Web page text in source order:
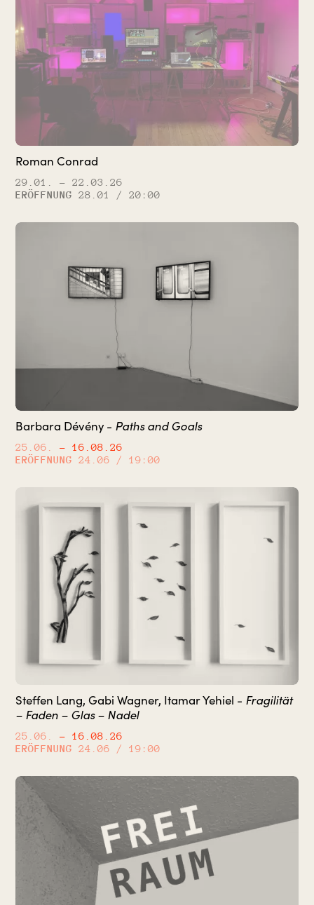
Roman Conrad
29.01.
– 22.03.26
ERÖFFNUNG
28.01 / 20:00
Barbara Dévény - Paths and Goals
25.06.
– 16.08.26
ERÖFFNUNG
24.06 / 19:00
Steffen Lang, Gabi Wagner, Itamar Yehiel - Fragilität
– Faden – Glas – Nadel
25.06.
– 16.08.26
ERÖFFNUNG
24.06 / 19:00